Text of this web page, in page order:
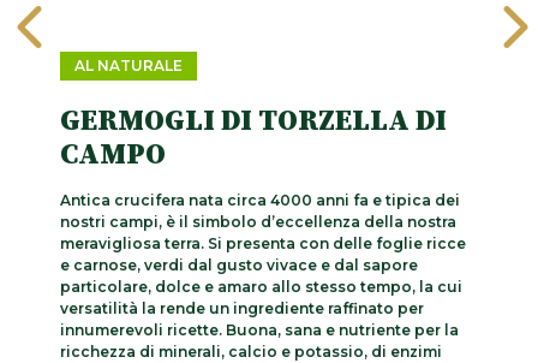
AL NATURALE
GERMOGLI DI TORZELLA DI
CAMPO
Antica crucifera nata circa 4000 anni fa e tipica dei
nostri campi, è il simbolo d’eccellenza della nostra
meravigliosa terra. Si presenta con delle foglie ricce
e carnose, verdi dal gusto vivace e dal sapore
particolare, dolce e amaro allo stesso tempo, la cui
versatilità la rende un ingrediente raffinato per
innumerevoli ricette. Buona, sana e nutriente per la
ricchezza di minerali, calcio e potassio, di enzimi